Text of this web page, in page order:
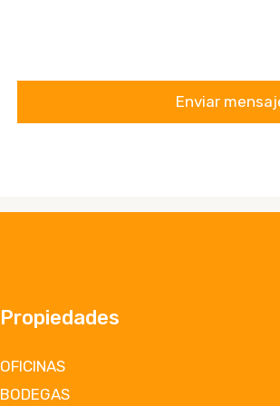
Propiedades
OFICINAS
BODEGAS